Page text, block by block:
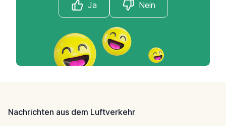
Ja Nein
Nachrichten aus dem Luftverkehr